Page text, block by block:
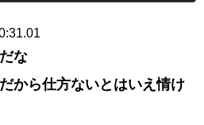
な
から仕方ないとはいえ情け